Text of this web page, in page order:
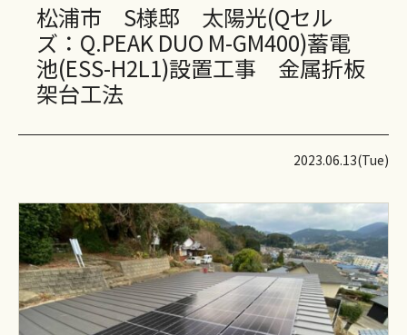
松浦市 S様邸 太陽光(Qセル
ズ：Q.PEAK DUO M-GM400)蓄電
池(ESS-H2L1)設置工事 金属折板
架台工法
2023.06.13(Tue)